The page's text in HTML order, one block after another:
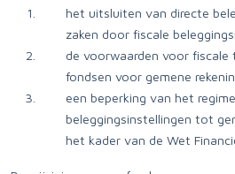
het uitsluiten van directe
zaken door fiscale
de voorwaarden voor
fondsen voor gemene
een beperking van het
beleggingsinstellingen tot
het kader van de Wet